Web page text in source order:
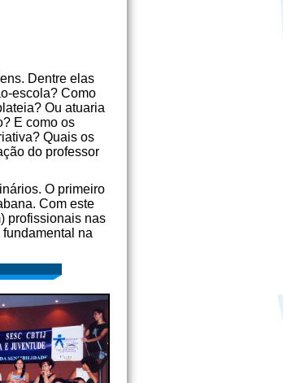
Dentre elas
escola? Como
Ou atuaria
E como os
Quais os
do professor
O primeiro
Com este
profissionais nas
na